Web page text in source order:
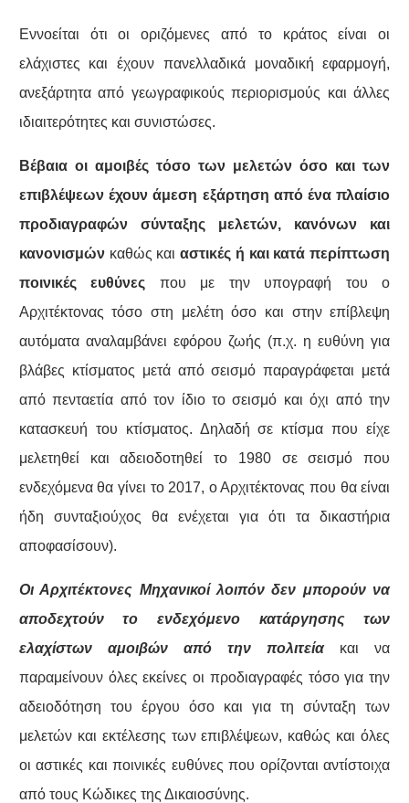
Εννοείται ότι οι οριζόμενες από το κράτος είναι οι
ελάχιστες και έχουν πανελλαδικά μοναδική εφαρμογή,
ανεξάρτητα από γεωγραφικούς περιορισμούς και άλλες
ιδιαιτερότητες και συνιστώσες.
Βέβαια οι αμοιβές τόσο των μελετών όσο και των
επιβλέψεων έχουν άμεση εξάρτηση από ένα πλαίσιο
προδιαγραφών σύνταξης μελετών, κανόνων και
κανονισμώνκαθώς καιαστικές ή και κατά περίπτωση
ποινικές ευθύνες που με την υπογραφή του ο
Αρχιτέκτονας τόσο στη μελέτη όσο και στην επίβλεψη
αυτόματα αναλαμβάνει εφόρου ζωής (π.χ. η ευθύνη για
βλάβες κτίσματος μετά από σεισμό παραγράφεται μετά
από πενταετία από τον ίδιο το σεισμό και όχι από την
κατασκευή του κτίσματος. Δηλαδή σε κτίσμα που είχε
μελετηθεί και αδειοδοτηθεί το 1980 σε σεισμό που
ενδεχόμενα θα γίνει το 2017, ο Αρχιτέκτονας που θα είναι
ήδη συνταξιούχος θα ενέχεται για ότι τα δικαστήρια
αποφασίσουν).
Οι Αρχιτέκτονες Μηχανικοί λοιπόν δεν μπορούν να
αποδεχτούν το ενδεχόμενο κατάργησης των
ελαχίστων αμοιβών από την πολιτείακαι να
παραμείνουν όλες εκείνες οι προδιαγραφές τόσο για την
αδειοδότηση του έργου όσο και για τη σύνταξη των
μελετών και εκτέλεσης των επιβλέψεων, καθώς και όλες
οι αστικές και ποινικές ευθύνες που ορίζονται αντίστοιχα
από τους Κώδικες της Δικαιοσύνης.